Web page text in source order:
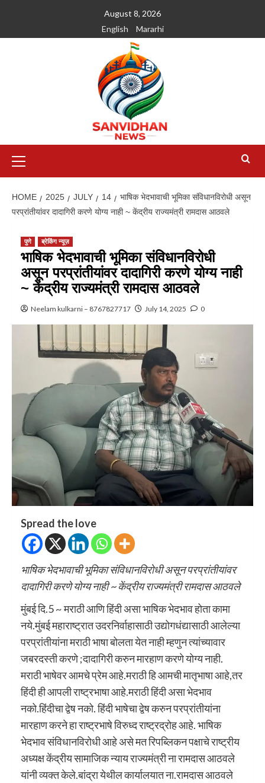
August 8, 2026
English
Mararhi
HOME 2025 JULY 14
भाषिक भेदभावाची भूमिका संविधानविरोधी असून
परप्रांतीयांवर दादागिरी करणे योग्य नाही ~ केंद्रीय राज्यमंत्री रामदास आठवले
पुणे ब्रेकिंग न्यूज़
भाषिक भेदभावाची भूमिका संविधानविरोधी
असून परप्रांतीयांवर दादागिरी करणे योग्य नाही
~ केंद्रीय राज्यमंत्री रामदास आठवले
Neelam kulkarni – 8767827717 July 14, 2025 0
Spread the love
भाषिक भेदभावाची भूमिका संविधानविरोधी असून परप्रांतीयांवर
दादागिरी करणे योग्य नाही ~ केंद्रीय राज्यमंत्री रामदास आठवले
मुंबई दि.5 ~ मराठी आणि हिंदी असा भाषिक भेदभाव होता कामा
नये.मुंबई महाराष्ट्रात उदरनिर्वाहासाठी उद्योगधंद्यासाठी आलेल्या
परप्रांतीयांना मराठी भाषा बोलता येत नाही म्हणुन त्यांच्यावार
जबरदस्ती करणे ;दादागिरी करुन मारहाण करणे योग्य नाही.
मराठी भाषेवर आमचे प्रेम आहे.मराठी हि आमची मातृभाषा आहे,तर
हिंदी ही आपली राष्ट्रभाषा आहे.मराठी हिंदी असा भेदभाव
नको.हिंदीचा द्वेष नको. हिंदी भाषेचा द्वेष करुन परप्रांतीयांना
मारहाण करने हा राष्ट्रभाषे विरुध्द राष्ट्रद्रोह आहे. भाषिक
भेदभाव संविधानविरोधी आहे असे मत रिपब्लिकन पक्षाचे राष्ट्रीय
अध्यक्ष केंद्रीय सामाजिक न्याय राज्यमंत्री ना रामदास आठवले
यांनी व्यक्त केले.बांद्रा येथील कार्यालयात ना.रामदास आठवले